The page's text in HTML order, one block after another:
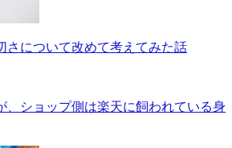
さについて改めて考えてみた話
、ショップ側は楽天に飼われている身